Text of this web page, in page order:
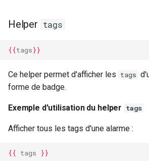
Helper tags
{{tags}}
Ce helper permet d'afficher les tags
forme de badge.
Exemple d'utilisation du helper tags
Afficher tous les tags d'une alarme :
{{ tags }}